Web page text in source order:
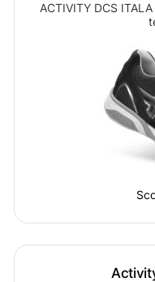
ACTIVITY DCS